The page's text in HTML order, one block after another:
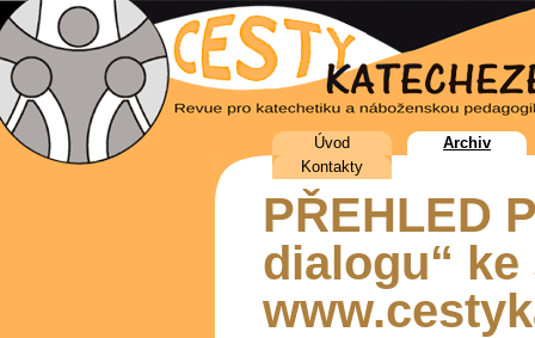
Úvod
Archiv
Kontakty
PŘEHLED
dialogu“ ke